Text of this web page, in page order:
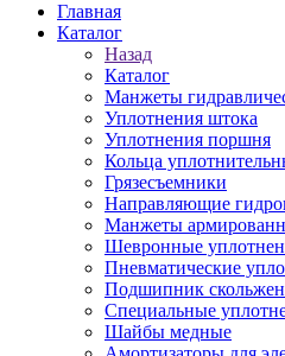
Главная
Каталог
Назад
Каталог
Манжеты
Уплотнения штока
Уплотнения поршня
Кольца
Грязесъемники
Направляющие
Манжеты
Шевронные
Пневматические
Подшипник
Специальные
Шайбы медные